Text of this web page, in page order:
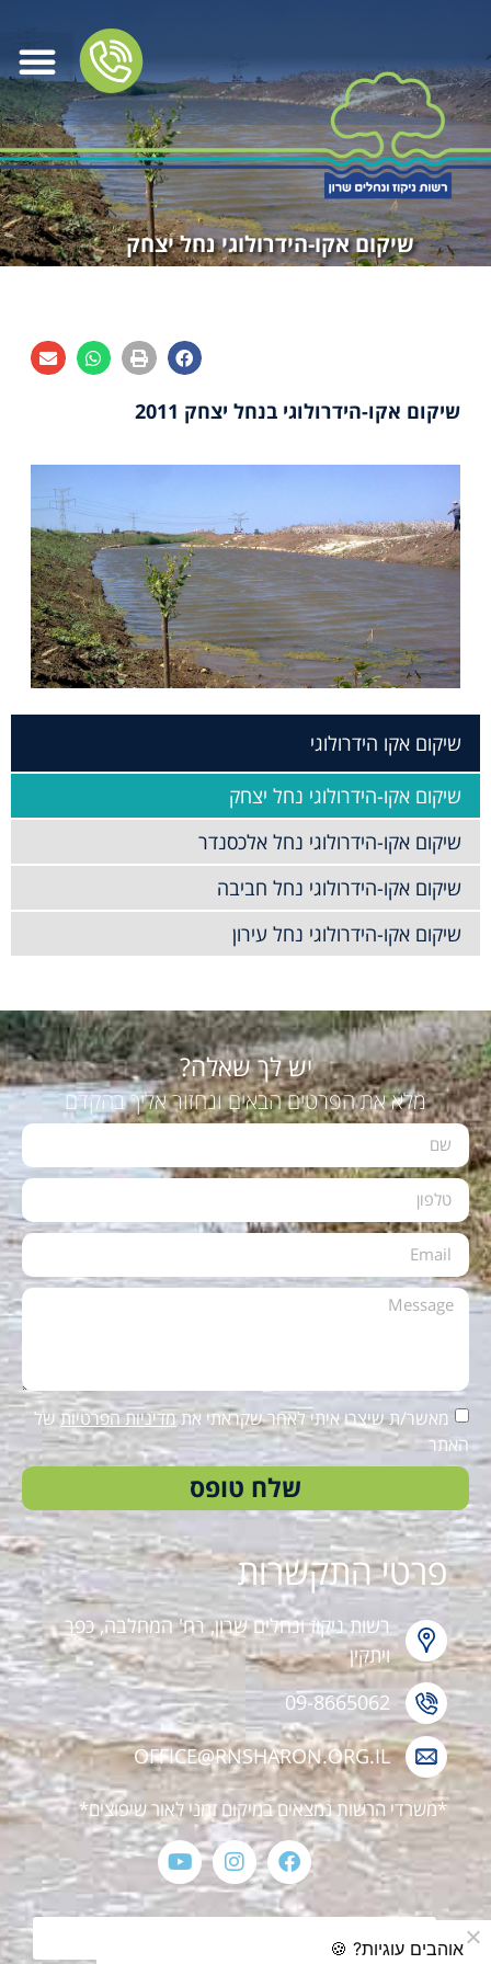
שיקום אקו-הידרולוגי נחל יצחק
שיקום אקו הידרולוגי
שיקום אקו-הידרולוגי נחל יצחק
שיקום אקו-הידרולוגי נחל אלכסנדר
שיקום אקו-הידרולוגי נחל חביבה
שיקום אקו-הידרולוגי נחל עירון
שיקום אקו-הידרולוגי בנחל יצחק 2011
יש לך שאלה?
מלא את הפרטים הבאים ונחזור אליך בהקדם
מאשר/ת שיצרו איתי לאחר שקראתי אתמדיניות הפרטיותשל
האתר
שלח טופס
פרטי התקשרות
רשות ניקוז ונחלים שרון, רח' המחלבה, כפר
ויתקין
09-8665062
OFFICE@RNSHARON.ORG.IL
*משרדי הרשות נמצאים במיקום זמני לאור שיפוצים*
אוהבים עוגיות? 🍪